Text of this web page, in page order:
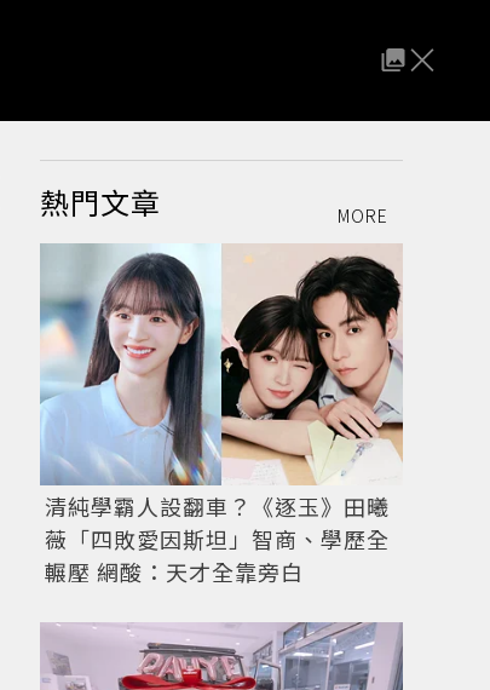
熱門文章 MORE
清純學霸人設翻車？《逐玉》田曦
薇「四敗愛因斯坦」智商、學歷全
輾壓 網酸：天才全靠旁白